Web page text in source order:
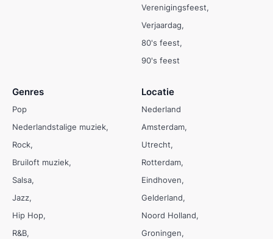
Verenigingsfeest
Verjaardag
80's feest
90's feest
Genres
Pop
Nederlandstalige muziek
Rock
Bruiloft muziek
Salsa
Jazz
Hip Hop
R&B
Locatie
Nederland
Amsterdam
Utrecht
Rotterdam
Eindhoven
Gelderland
Noord Holland
Groningen